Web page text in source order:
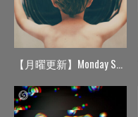
【月曜更新】Monday Spin